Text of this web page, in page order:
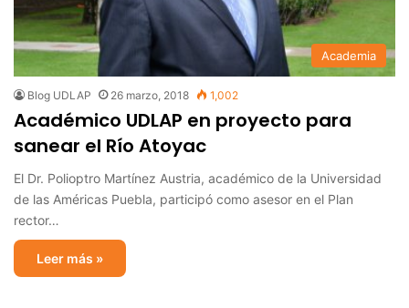
Academia
Blog UDLAP 26 marzo, 2018 1,002
Académico UDLAP en proyecto para
sanear el Río Atoyac
El Dr. Polioptro Martínez Austria, académico de la Universidad
de las Américas Puebla, participó como asesor en el Plan
rector…
Leer más »